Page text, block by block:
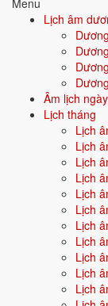
Lịch âm
Âm lịch
Lịch tháng
Lịch
Lịch
Lịch
Lịch
Lịch
Lịch
Lịch
Lịch
Lịch
Lịch
Lịch
Ngày Kỷ Dậu
Ngày Hắc
Có thể dùng
giờ xấu.
Ngày tốt
Xem chi tiết
Tháng 8
4 22/
Thứ Ba
6/10·
Lục Diệu:
Giờ tốt:
3h-
Ngày Canh
Ngày Hoàng
Ngày tốt
Xem chi tiết
Tháng 8
5 23/
Thứ Tư 10/10
Lục Diệu: